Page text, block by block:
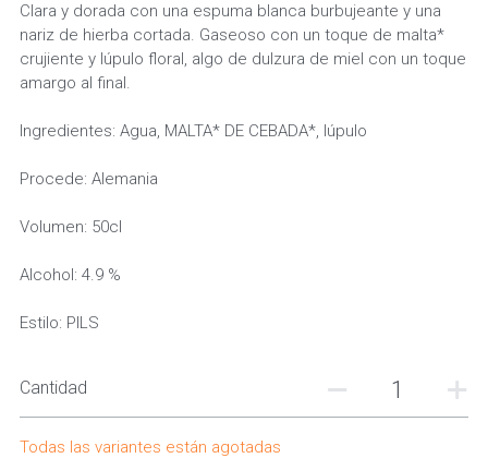
Clara y dorada con una espuma blanca burbujeante y una
nariz de hierba cortada. Gaseoso con un toque de malta*
crujiente y lúpulo floral, algo de dulzura de miel con un toque
amargo al final.
Ingredientes: Agua, MALTA* DE CEBADA*, lúpulo
Procede: Alemania
Volumen: 50cl
Alcohol: 4.9 %
Estilo: PILS
Cantidad
Todas las variantes están agotadas